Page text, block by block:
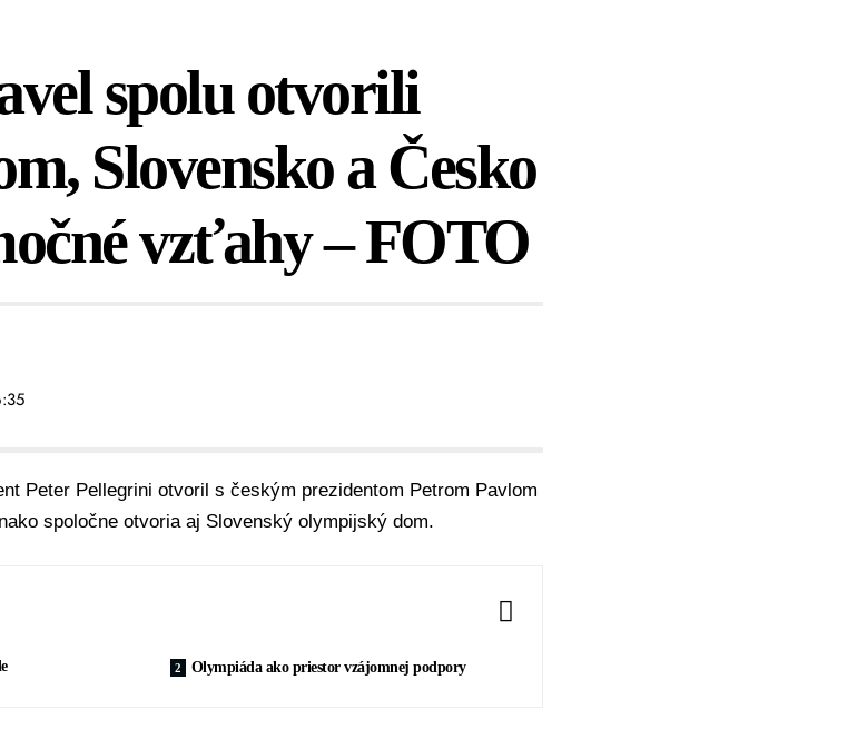
spolu otvorili
Slovensko a Česko
vzťahy – FOTO
Peter Pellegrini otvoril s českým prezidentom Petrom Pavlom
spoločne otvoria aj Slovenský olympijský dom.
Olympiáda ako priestor vzájomnej podpory